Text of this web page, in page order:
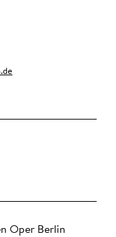
Oper Berlin